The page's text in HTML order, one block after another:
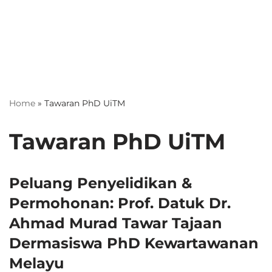
Home » Tawaran PhD UiTM
Tawaran PhD UiTM
Peluang Penyelidikan &
Permohonan: Prof. Datuk Dr.
Ahmad Murad Tawar Tajaan
Dermasiswa PhD Kewartawanan
Melayu